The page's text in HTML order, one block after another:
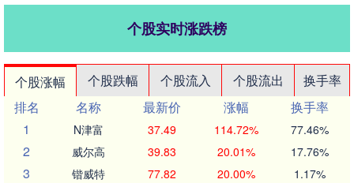
个股实时涨跌榜
个股涨幅 个股跌幅 个股流入 个股流出
换手率
排名
名称 最新价 涨幅
换手率
1
N津富 37.49 114.72% 77.46%
2 威尔高 39.83 20.01% 17.76%
3 锴威特 77.82 20.00% 1.17%